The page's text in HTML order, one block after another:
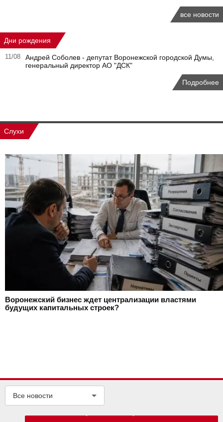
все новости
Дни рождения
11/08
Андрей Соболев - депутат Воронежской городской Думы,
генеральный директор АО "ДСК"
Подробнее
Слухи
Воронежский бизнес ждет централизации властями
будущих капитальных строек?
Все новости